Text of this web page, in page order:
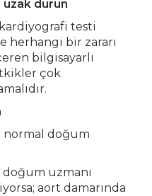
durun
testi
herhangi bir zararı
bilgisayarlı
çok
normal doğum
doğum uzmanı
aort damarında